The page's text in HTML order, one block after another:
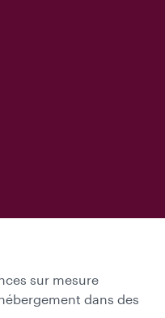
sur mesure
dans des